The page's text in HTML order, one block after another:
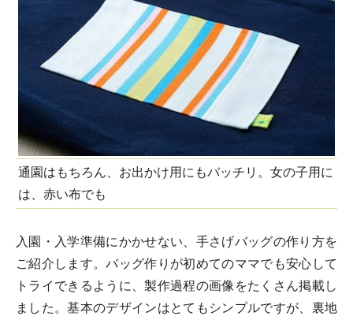
通園はもちろん、お出かけ用にもバッチリ。女の子用に
は、赤い布でも
入園・入学準備にかかせない、手さげバッグの作り方を
ご紹介します。バッグ作りが初めてのママでも安心して
トライできるように、製作過程の画像をたくさん掲載し
ました。基本のデザインはとてもシンプルですが、裏地